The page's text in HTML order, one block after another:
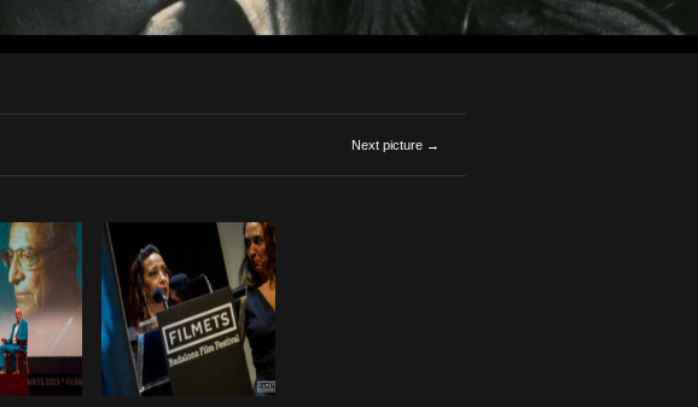
Next picture →